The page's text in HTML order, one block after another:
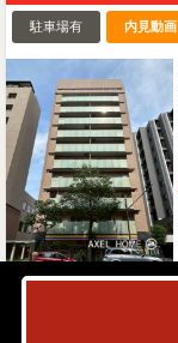
駐車場有 内見動画